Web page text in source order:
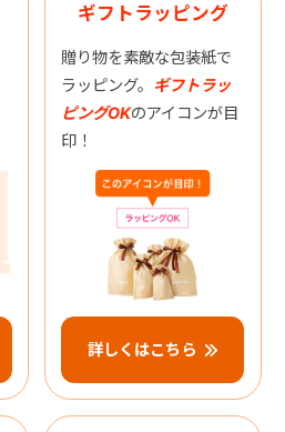
ギフトラッピング
贈り物を素敵な包装紙で
ラッピング。 ギフトラッ
ピングOKのアイコンが目
印！
詳しくはこちら